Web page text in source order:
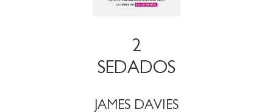
2
SEDADOS
JAMES DAVIES